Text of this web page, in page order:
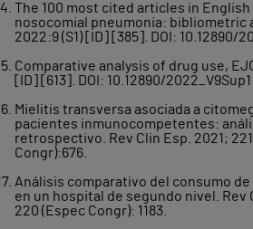
The 100 most cited articles in
nosocomial pneumonia: bibliometric
2022:9 (S1) [ID] [385]. DOI: 10.12890/
Comparative analysis of drug use,
[ID] [613]. DOI: 10.12890/2022_V9Sup1
Mielitis transversa asociada a
pacientes inmunocompetentes:
retrospectivo. Rev Clin Esp. 2021;
Congr):676.
Análisis comparativo del consumo de
en un hospital de segundo nivel. Rev
220 (Espec Congr): 1183.